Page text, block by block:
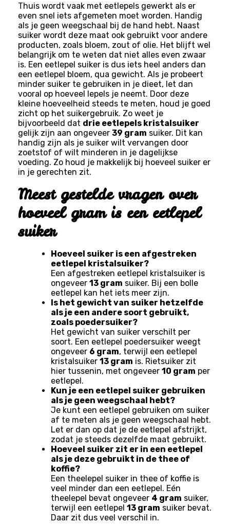
Thuis wordt vaak met eetlepels gewerkt als er
even snel iets afgemeten moet worden. Handig
als je geen weegschaal bij de hand hebt. Naast
suiker wordt deze maat ook gebruikt voor andere
producten, zoals bloem, zout of olie. Het blijft wel
belangrijk om te weten dat niet alles even zwaar
is. Een eetlepel suiker is dus iets heel anders dan
een eetlepel bloem, qua gewicht. Als je probeert
minder suiker te gebruiken in je dieet, let dan
vooral op hoeveel lepels je neemt. Door deze
kleine hoeveelheid steeds te meten, houd je goed
zicht op het suikergebruik. Zo weet je
bijvoorbeeld dat drie eetlepels kristalsuiker
gelijk zijn aan ongeveer 39 gram suiker. Dit kan
handig zijn als je suiker wilt vervangen door
zoetstof of wilt minderen in je dagelijkse
voeding. Zo houd je makkelijk bij hoeveel suiker er
in je gerechten zit.
Meest gestelde vragen over
hoeveel gram is een eetlepel
suiker
Hoeveel suiker is een afgestreken
eetlepel kristalsuiker?
Een afgestreken eetlepel kristalsuiker is
ongeveer 13 gram suiker. Bij een bolle
eetlepel kan het iets meer zijn.
Is het gewicht van suiker hetzelfde
als je een andere soort gebruikt,
zoals poedersuiker?
Het gewicht van suiker verschilt per
soort. Een eetlepel poedersuiker weegt
ongeveer 6 gram, terwijl een eetlepel
kristalsuiker 13 gram is. Rietsuiker zit
hier tussenin, met ongeveer 10 gram per
eetlepel.
Kun je een eetlepel suiker gebruiken
als je geen weegschaal hebt?
Je kunt een eetlepel gebruiken om suiker
af te meten als je geen weegschaal hebt.
Let er dan op dat je de eetlepel afstrijkt,
zodat je steeds dezelfde maat gebruikt.
Hoeveel suiker zit er in een eetlepel
als je deze gebruikt in de thee of
koffie?
Een theelepel suiker in thee of koffie is
veel minder dan een eetlepel. Eén
theelepel bevat ongeveer 4 gram suiker,
terwijl een eetlepel 13 gram suiker bevat.
Daar zit dus veel verschil in.